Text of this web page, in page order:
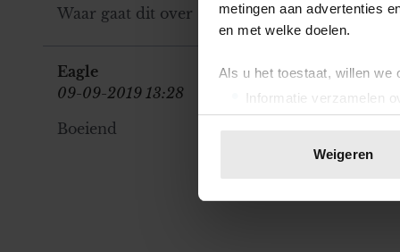
metingen aan advertenties
en met welke doelen.
Als u het toestaat, willen we
Informatie verzamelen
Uw apparaat
toestemming op elk
We gebruiken cookies om
websiteverkeer te
Weigeren
Waar gaat dit over ?
Eagle
09-09-2019 13:28
Boeiend